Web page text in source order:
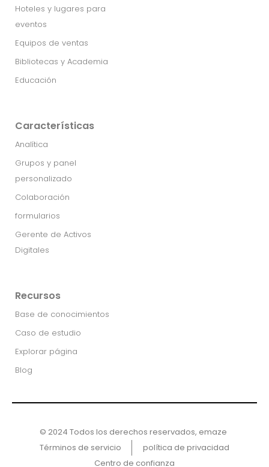
Hoteles y lugares para
eventos
Equipos de ventas
Bibliotecas y Academia
Educación
Características
Analítica
Grupos y panel
personalizado
Colaboración
formularios
Gerente de Activos
Digitales
Recursos
Base de conocimientos
Caso de estudio
Explorar página
Blog
© 2024 Todos los derechos reservados, emaze ​
Términos de servicio
política de privacidad
Centro de confianza